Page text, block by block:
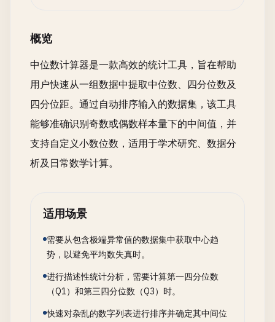
概览
中位数计算器是一款高效的统计工具，旨在帮助
用户快速从一组数据中提取中位数、四分位数及
四分位距。通过自动排序输入的数据集，该工具
能够准确识别奇数或偶数样本量下的中间值，并
支持自定义小数位数，适用于学术研究、数据分
析及日常数学计算。
适用场景
需要从包含极端异常值的数据集中获取中心趋
势，以避免平均数失真时。
进行描述性统计分析，需要计算第一四分位数
（Q1）和第三四分位数（Q3）时。
快速对杂乱的数字列表进行排序并确定其中间位